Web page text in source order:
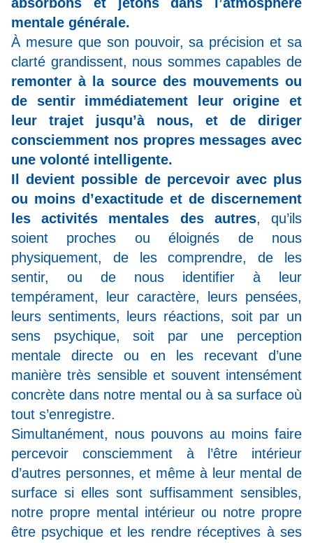
mentale générale.
À mesure que son pouvoir, sa précision et sa
clarté grandissent, nous sommes capables de
remonter à la source des mouvements ou
de sentir immédiatement leur origine et
leur trajet jusqu’à nous, et de diriger
consciemment nos propres messages avec
une volonté intelligente.
Il devient possible de percevoir avec plus
ou moins d’exactitude et de discernement
les activités mentales des autres, qu’ils
soient proches ou éloignés de nous
physiquement, de les comprendre, de les
sentir, ou de nous identifier à leur
tempérament, leur caractère, leurs pensées,
leurs sentiments, leurs réactions, soit par un
sens psychique, soit par une perception
mentale directe ou en les recevant d’une
manière très sensible et souvent intensément
concrète dans notre mental ou à sa surface où
tout s’enregistre.
Simultanément, nous pouvons au moins faire
percevoir consciemment à l’être intérieur
d’autres personnes, et même à leur mental de
surface si elles sont suffisamment sensibles,
notre propre mental intérieur ou notre propre
être psychique et les rendre réceptives à ses